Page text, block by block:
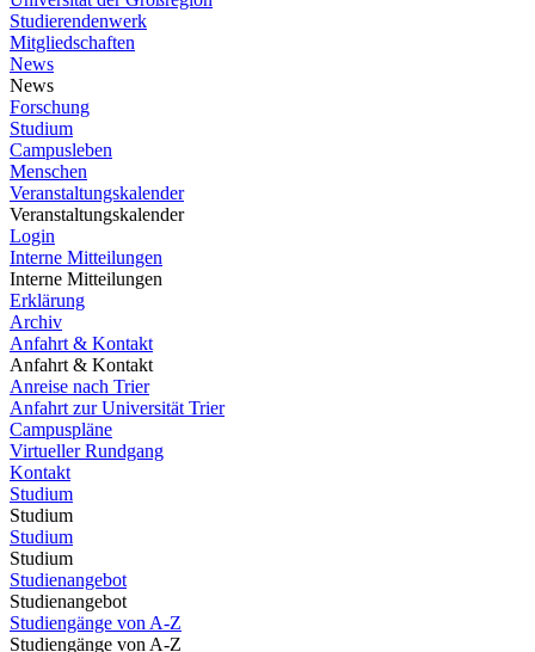
Studierendenwerk
Mitgliedschaften
News
News
Forschung
Studium
Campusleben
Menschen
Veranstaltungskalender
Veranstaltungskalender
Login
Interne Mitteilungen
Interne Mitteilungen
Erklärung
Archiv
Anfahrt & Kontakt
Anfahrt & Kontakt
Anreise nach Trier
Anfahrt zur Universität Trier
Campuspläne
Virtueller Rundgang
Kontakt
Studium
Studium
Studium
Studium
Studienangebot
Studienangebot
Studiengänge von A-Z
Studiengänge von A-Z